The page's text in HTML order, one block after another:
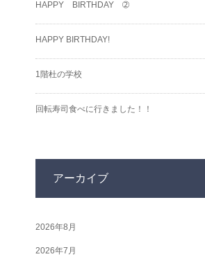
HAPPY BIRTHDAY ➁
HAPPY BIRTHDAY!
1階杜の学校
回転寿司食べに行きました！！
アーカイブ
2026年8月
2026年7月